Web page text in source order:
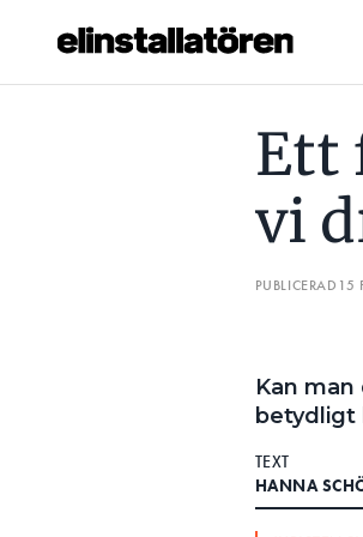
Hantera
Läs E-tidningen
Ett
vi
PUBLICERAD 15
Kan
betydligt
TEXT
HANNA
ETT FÖRÖDANDE AVTAL – KAN VI DRA